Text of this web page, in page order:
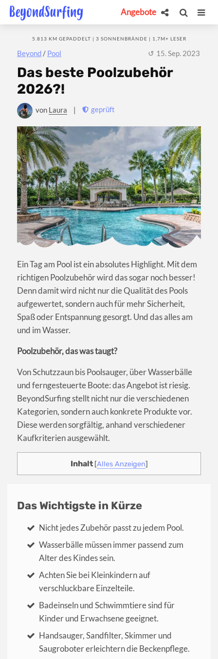
Angebote
Beyond / Pool
5.813 KM GEPADDELT | 3 SONNENBRÄNDE | 1,7M+ LESER
15. Sep. 2023
Das beste Poolzubehör
2026?!
von Laura | geprüft
Ein Tag am Pool ist ein absolutes Highlight. Mit dem
richtigen Poolzubehör wird das sogar noch besser!
Denn damit wird nicht nur die Qualität des Pools
aufgewertet, sondern auch für mehr Sicherheit,
Spaß oder Entspannung gesorgt. Und das alles am
und im Wasser.
Poolzubehör, das was taugt?
Von Schutzzaun bis Poolsauger, über Wasserbälle
und ferngesteuerte Boote: das Angebot ist riesig.
BeyondSurfing stellt nicht nur die verschiedenen
Kategorien, sondern auch konkrete Produkte vor.
Diese werden sorgfältig, anhand verschiedener
Kaufkriterien ausgewählt.
Inhalt [Alles Anzeigen]
Das Wichtigste in Kürze
Nicht jedes Zubehör passt zu jedem Pool.
Wasserbälle müssen immer passend zum
Alter des Kindes sein.
Achten Sie bei Kleinkindern auf
verschluckbare Einzelteile.
Badeinseln und Schwimmtiere sind für
Kinder und Erwachsene geeignet.
Handsauger, Sandfilter, Skimmer und
Saugroboter erleichtern die Beckenpflege.